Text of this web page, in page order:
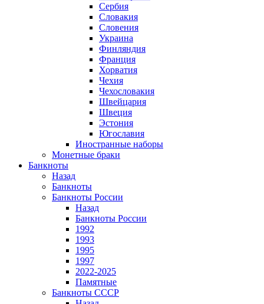
Сербия
Словакия
Словения
Украина
Финляндия
Франция
Хорватия
Чехия
Чехословакия
Швейцария
Швеция
Эстония
Югославия
Иностранные наборы
Монетные браки
Банкноты
Назад
Банкноты
Банкноты России
Назад
Банкноты России
1992
1993
1995
1997
2022-2025
Памятные
Банкноты СССР